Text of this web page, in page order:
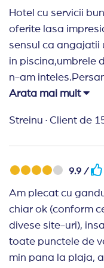
Hotel cu servicii
oferite lasa
sensul ca angajatii
in piscina,umbrele
n-am
detalii e ok.
Arata mai mult
Streinu · Client de
9.9 /
Am plecat cu
chiar ok (conform
divese site-uri),
toate punctele de
min pana la plaja,